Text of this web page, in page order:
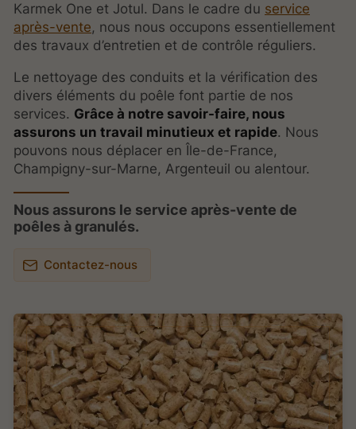
Karmek One et Jotul. Dans le cadre du service
après-vente, nous nous occupons essentiellement
des travaux d’entretien et de contrôle réguliers.
Le nettoyage des conduits et la vérification des
divers éléments du poêle font partie de nos
services. Grâce à notre savoir-faire, nous
assurons un travail minutieux et rapide. Nous
pouvons nous déplacer en Île-de-France,
Champigny-sur-Marne, Argenteuil ou alentour.
Nous assurons le service après-vente de
poêles à granulés.
Contactez-nous